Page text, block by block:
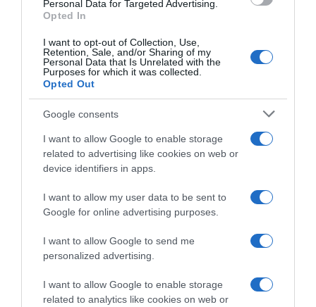
Personal Data for Targeted Advertising.
Opted In
I want to opt-out of Collection, Use,
Retention, Sale, and/or Sharing of my
Personal Data that Is Unrelated with the
Purposes for which it was collected.
Opted Out
Google consents
I want to allow Google to enable storage
related to advertising like cookies on web or
device identifiers in apps.
I want to allow my user data to be sent to
Google for online advertising purposes.
I want to allow Google to send me
personalized advertising.
I want to allow Google to enable storage
related to analytics like cookies on web or
26.11.2024 - 14:18
LIFESTYLE
Ηλίας Μαμαλάκης: Ο άγνωστος καβγάς του
με τον Βλάσση Μπονάτσο